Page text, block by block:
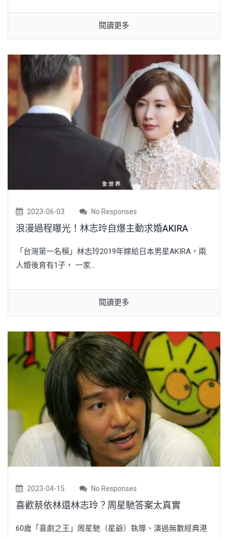
閱讀更多
2023-06-03 No Responses
浪漫過程曝光！林志玲自爆主動求婚AKIRA
「台灣第一名模」林志玲2019年嫁給日本男星AKIRA，兩
人婚後育有1子， 一家...
閱讀更多
2023-04-15 No Responses
喜歡蔡依林還林志玲？周星馳答案太真實
60歲「喜劇之王」周星馳（星爺）執導、演過無數經典港